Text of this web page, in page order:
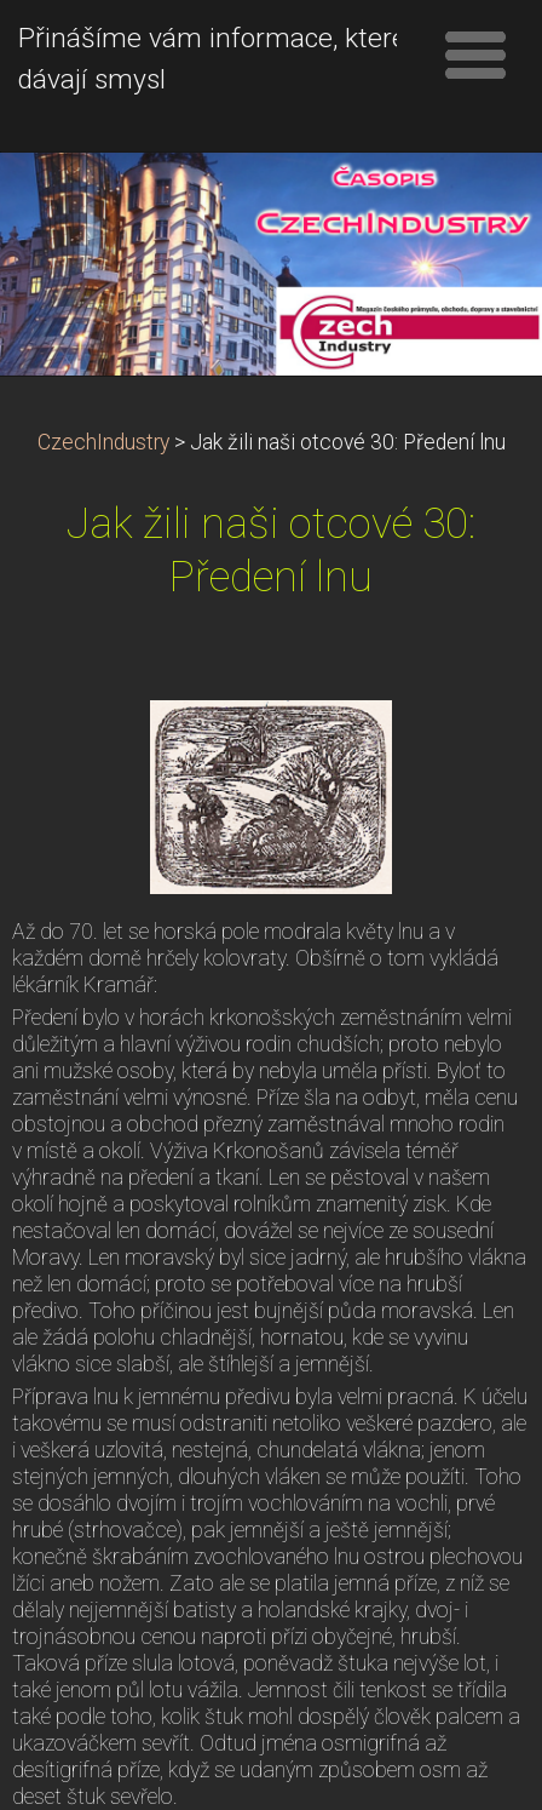
Přinášíme vám informace, které
dávají smysl
CzechIndustry > Jak žili naši otcové 30: Předení lnu
Jak žili naši otcové 30:
Předení lnu
Až do 70. let se horská pole modrala květy lnu a v
každém domě hrčely kolovraty. Obšírně o tom vykládá
lékárník Kramář:
Předení bylo v horách krkonošských zeměstnáním velmi
důležitým a hlavní výživou rodin chudších; proto nebylo
ani mužské osoby, která by nebyla uměla přísti. Byloť to
zaměstnání velmi výnosné. Příze šla na odbyt, měla cenu
obstojnou a obchod přezný zaměstnával mnoho rodin
v místě a okolí. Výživa Krkonošanů závisela téměř
výhradně na předení a tkaní. Len se pěstoval v našem
okolí hojně a poskytoval rolníkům znamenitý zisk. Kde
nestačoval len domácí, dovážel se nejvíce ze sousední
Moravy. Len moravský byl sice jadrný, ale hrubšího vlákna
než len domácí; proto se potřeboval více na hrubší
předivo. Toho příčinou jest bujnější půda moravská. Len
ale žádá polohu chladnější, hornatou, kde se vyvinu
vlákno sice slabší, ale štíhlejší a jemnější.
Příprava lnu k jemnému předivu byla velmi pracná. K účelu
takovému se musí odstraniti netoliko veškeré pazdero, ale
i veškerá uzlovitá, nestejná, chundelatá vlákna; jenom
stejných jemných, dlouhých vláken se může použíti. Toho
se dosáhlo dvojím i trojím vochlováním na vochli, prvé
hrubé (strhovačce), pak jemnější a ještě jemnější;
konečně škrabáním zvochlovaného lnu ostrou plechovou
lžíci aneb nožem. Zato ale se platila jemná příze, z níž se
dělaly nejjemnější batisty a holandské krajky, dvoj- i
trojnásobnou cenou naproti přízi obyčejné, hrubší.
Taková příze slula lotová, poněvadž štuka nejvýše lot, i
také jenom půl lotu vážila. Jemnost čili tenkost se třídila
také podle toho, kolik štuk mohl dospělý člověk palcem a
ukazováčkem sevřít. Odtud jména osmigrifná až
desítigrifná příze, když se udaným způsobem osm až
deset štuk sevřelo.